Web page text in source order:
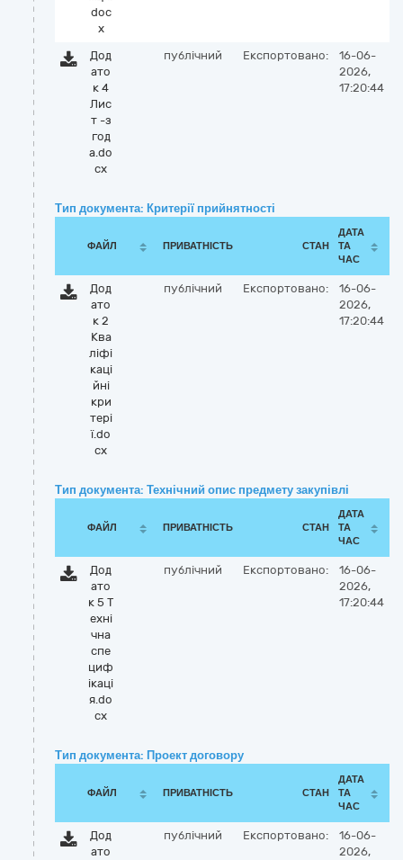
doc
x
Дод
ато
к 4
Лис
т -з
год
а.do
cx
публічний Експортовано:
16-06-
2026,
17:20:44
Тип документа: Критерії прийнятності
ФАЙЛ ПРИВАТНІСТЬ СТАН
ДАТА
ТА
ЧАС
Дод
ато
к 2
Ква
ліфі
каці
йні
кри
тері
ї.do
cx
публічний Експортовано:
16-06-
2026,
17:20:44
Тип документа: Технічний опис предмету закупівлі
ФАЙЛ ПРИВАТНІСТЬ СТАН
ДАТА
ТА
ЧАС
Дод
ато
к 5 Т
ехні
чна
спе
циф
ікаці
я.do
cx
публічний Експортовано:
16-06-
2026,
17:20:44
Тип документа: Проект договору
ФАЙЛ ПРИВАТНІСТЬ СТАН
ДАТА
ТА
ЧАС
Дод
ато
публічний Експортовано:
16-06-
2026,